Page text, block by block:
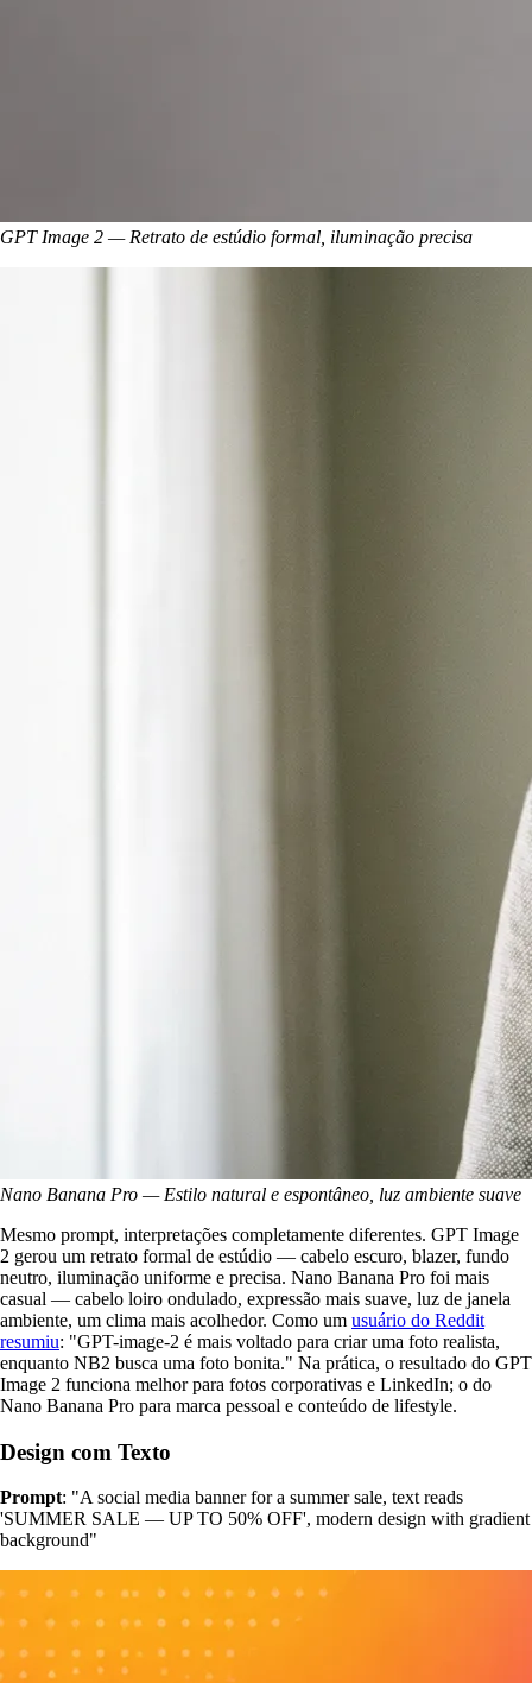
GPT Image 2 — Retrato de estúdio formal, iluminação precisa
Nano Banana Pro — Estilo natural e espontâneo, luz ambiente suave
Mesmo prompt, interpretações completamente diferentes. GPT Image
2 gerou um retrato formal de estúdio — cabelo escuro, blazer, fundo
neutro, iluminação uniforme e precisa. Nano Banana Pro foi mais
casual — cabelo loiro ondulado, expressão mais suave, luz de janela
ambiente, um clima mais acolhedor. Como um usuário do Reddit
resumiu: "GPT-image-2 é mais voltado para criar uma foto realista,
enquanto NB2 busca uma foto bonita." Na prática, o resultado do GPT
Image 2 funciona melhor para fotos corporativas e LinkedIn; o do
Nano Banana Pro para marca pessoal e conteúdo de lifestyle.
Design com Texto
Prompt: "A social media banner for a summer sale, text reads
'SUMMER SALE — UP TO 50% OFF', modern design with gradient
background"